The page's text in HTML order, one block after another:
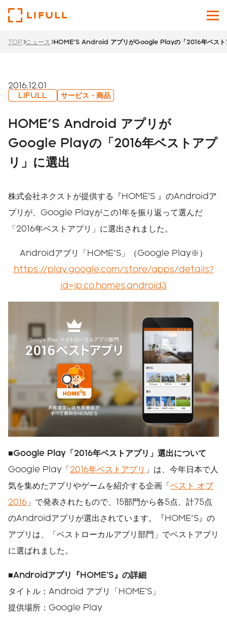
Japanese English
サービス
サステナビリティ
TOP ニュース HOME'S Android アプリがGoogle Playの「2016年ベスト
2016.12.01
LIFULL サービス・商品
HOME'S Android アプリが
Google Playの「2016年ベストアプ
リ」に選出
株式会社ネクストが提供する『HOME’S 』のAndroidア
プリが、Google Playがこの1年を振り返って選んだ
「2016年ベストアプリ」に選出されました。
Androidアプリ「HOME'S」（Google Play※）
https://play.google.com/store/apps/details?
id=jp.co.homes.android3
■Google Play「2016年ベストアプリ」選出について
Google Play「2016年ベストアプリ 」は、今年日本で人
気を集めたアプリやゲームを紹介する企画「ベスト オブ
2016 」で発表されたもので、15部門から各5点、計75点
のAndroidアプリが選出されています。『HOME'S』の
アプリは、「ベストローカルアプリ部門」でベストアプリ
に選ばれました。
■Androidアプリ『HOME’S』の詳細
タイトル：Android アプリ「HOME’S」
提供場所：Google Play